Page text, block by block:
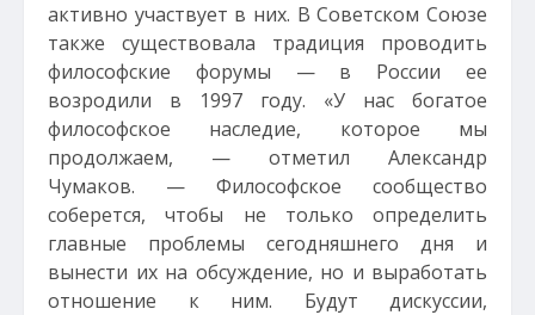
активно участвует в них. В Советском Союзе
также существовала традиция проводить
философские форумы — в России ее
возродили в 1997 году. «У нас богатое
философское наследие, которое мы
продолжаем, — отметил Александр
Чумаков. — Философское сообщество
соберется, чтобы не только определить
главные проблемы сегодняшнего дня и
вынести их на обсуждение, но и выработать
отношение к ним. Будут дискуссии,